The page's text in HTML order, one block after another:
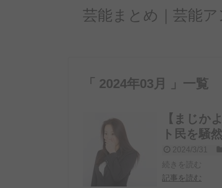
芸能まとめ｜芸能
「 2024年03月 」一覧
【まじか
ト民を騒
2024/3/31
続きを読む
記事を読む